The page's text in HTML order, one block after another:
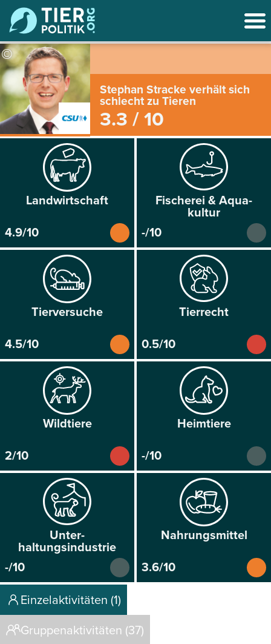
©
Stephan Stracke verhält sich
schlecht zu Tieren
3.3 / 10
Land­wirtschaft
4.9/10
Fischerei & Aqua­
kultur
-/10
Tier­versuche
4.5/10
Tier­recht
0.5/10
Wild­tiere
2/10
Heim­tiere
-/10
Unter­
haltungsindustrie
-/10
Nahrungs­mittel
3.6/10
Einzelaktivitäten (1)
Gruppenaktivitäten (37)